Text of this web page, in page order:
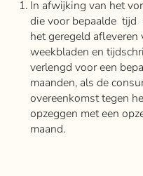
In afwijking van het
die voor bepaalde tijd
het geregeld
weekbladen en
verlengd voor een
maanden, als de
overeenkomst tegen
opzeggen met een
maand.